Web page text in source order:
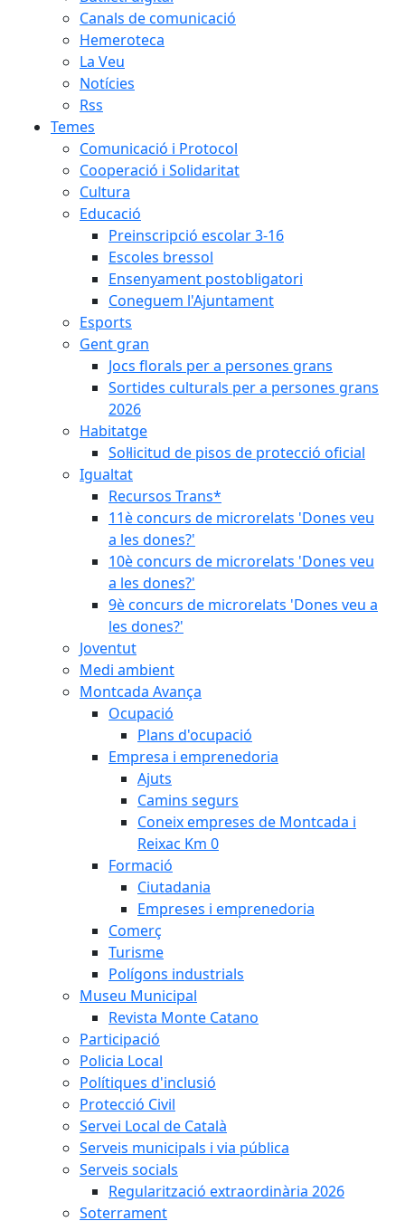
Canals de comunicació
Hemeroteca
La Veu
Notícies
Rss
Temes
Comunicació i Protocol
Cooperació i Solidaritat
Cultura
Educació
Preinscripció escolar 3-16
Escoles bressol
Ensenyament postobligatori
Coneguem l'Ajuntament
Esports
Gent gran
Jocs florals per a persones grans
Sortides culturals per a persones grans
2026
Habitatge
Sol·licitud de pisos de protecció oficial
Igualtat
Recursos Trans*
11è concurs de microrelats 'Dones veu
a les dones?'
10è concurs de microrelats 'Dones veu
a les dones?'
9è concurs de microrelats 'Dones veu a
les dones?'
Joventut
Medi ambient
Montcada Avança
Ocupació
Plans d'ocupació
Empresa i emprenedoria
Ajuts
Camins segurs
Coneix empreses de Montcada i
Reixac Km 0
Formació
Ciutadania
Empreses i emprenedoria
Comerç
Turisme
Polígons industrials
Museu Municipal
Revista Monte Catano
Participació
Policia Local
Polítiques d'inclusió
Protecció Civil
Servei Local de Català
Serveis municipals i via pública
Serveis socials
Regularització extraordinària 2026
Soterrament